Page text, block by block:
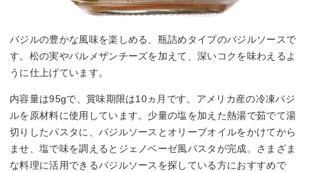
バジルの豊かな風味を楽しめる、瓶詰めタイプのバジルソースで
す。松の実やパルメザンチーズを加えて、深いコクを味わえるよ
うに仕上げています。
内容量は95gで、賞味期限は10ヵ月です。アメリカ産の冷凍バジ
ルを原材料に使用しています。少量の塩を加えた熱湯で茹でて湯
切りしたパスタに、バジルソースとオリーブオイルをかけてから
ませ、塩で味を調えるとジェノベーゼ風パスタが完成。さまざま
な料理に活用できるバジルソースを探している方におすすめで